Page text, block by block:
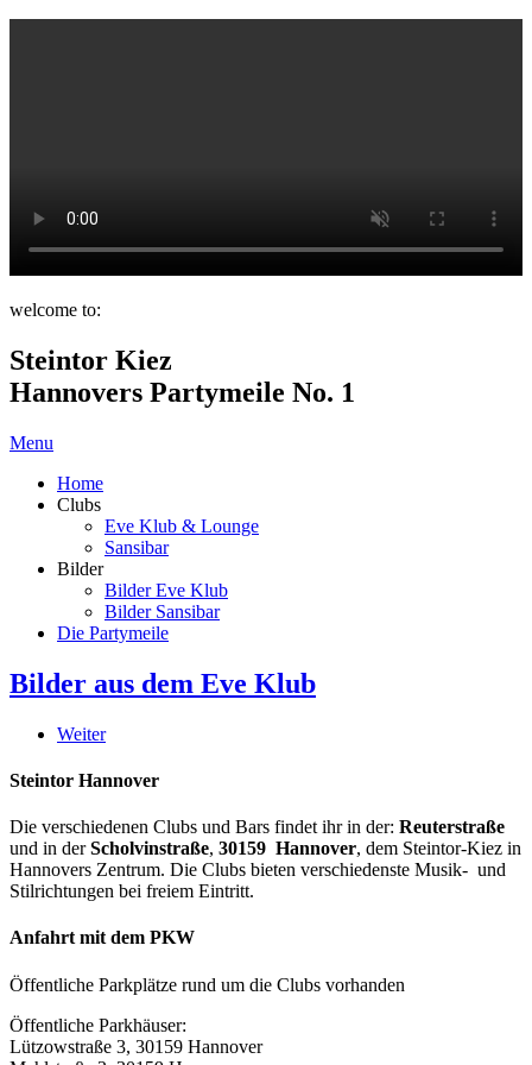
welcome to:
Steintor Kiez
Hannovers Partymeile No. 1
Menu
Home
Clubs
Eve Klub & Lounge
Sansibar
Bilder
Bilder Eve Klub
Bilder Sansibar
Die Partymeile
Bilder aus dem Eve Klub
Weiter
Steintor Hannover
Die verschiedenen Clubs und Bars findet ihr in der: Reuterstraße
und in derScholvinstraße, 30159 Hannover, dem Steintor-Kiez in
Hannovers Zentrum. Die Clubs bieten verschiedenste Musik- und
Stilrichtungen bei freiem Eintritt.
Anfahrt mit dem PKW
Öffentliche Parkplätze rund um die Clubs vorhanden
Öffentliche Parkhäuser:
Lützowstraße 3, 30159 Hannover